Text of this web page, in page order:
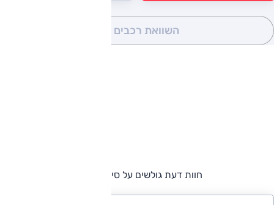
השוואת רכבים
חוות דעת גולשים על סיאט איביזה